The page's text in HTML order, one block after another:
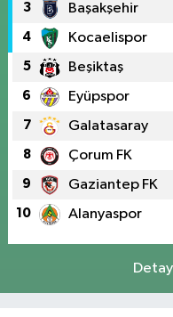
3 Başakşehir
4 Kocaelispor
5 Beşiktaş
6 Eyüpspor
7 Galatasaray
8 Çorum FK
9 Gaziantep FK
10 Alanyaspor